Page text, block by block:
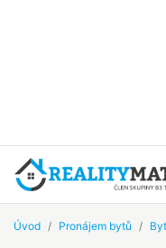
Úvod Pronájem bytů